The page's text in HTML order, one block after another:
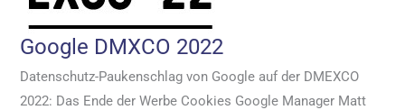
Google DMXCO 2022
Datenschutz-Paukenschlag von Google auf der DMEXCO
2022: Das Ende der Werbe Cookies Google Manager Matt